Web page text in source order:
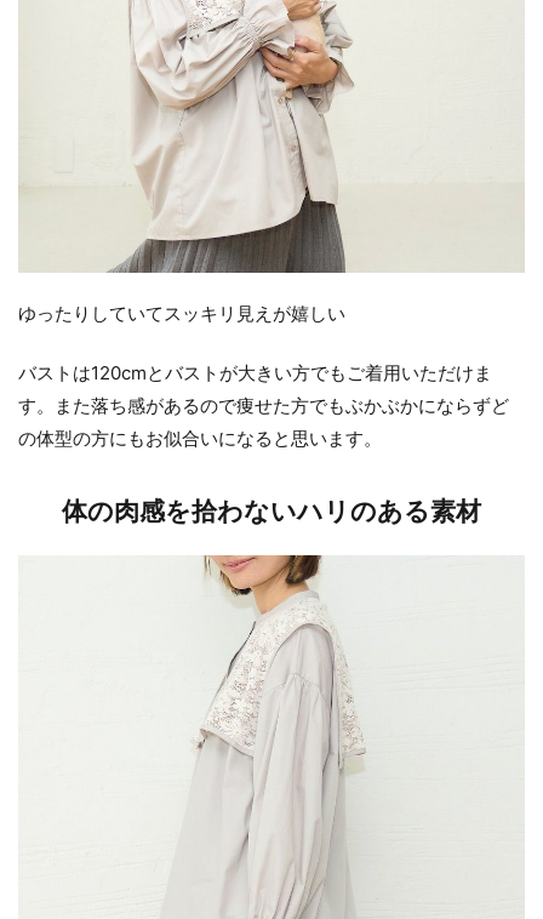
ゆったりしていてスッキリ見えが嬉しい
バストは120cmとバストが大きい方でもご着用いただけま
す。また落ち感があるので痩せた方でもぶかぶかにならずど
の体型の方にもお似合いになると思います。
体の肉感を拾わないハリのある素材